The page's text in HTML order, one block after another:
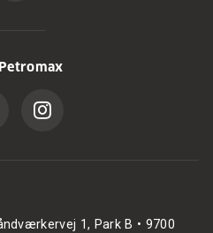
1, Park B • 9700